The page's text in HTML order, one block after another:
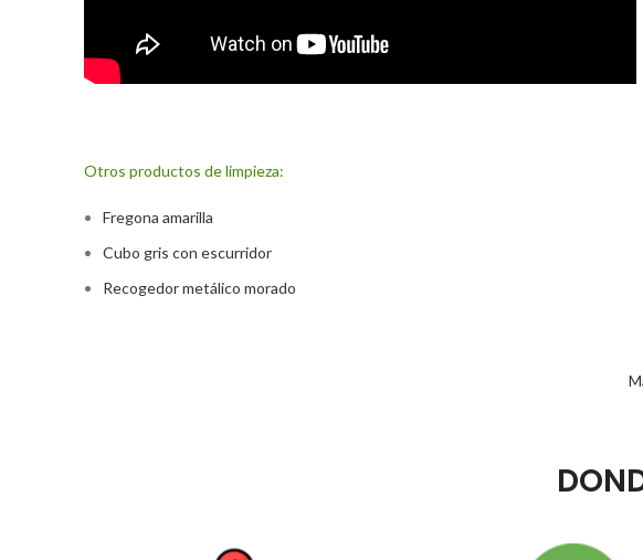
Otros productos de limpieza:
Fregona amarilla
Cubo gris con escurridor
Recogedor metálico morado